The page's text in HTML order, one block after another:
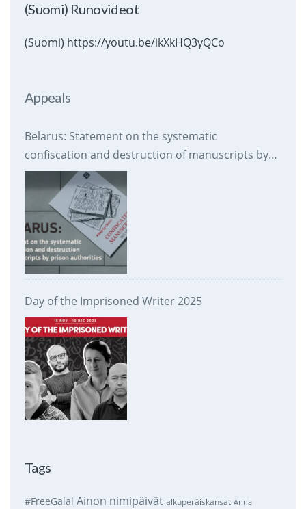
(Suomi) Runovideot
(Suomi) https://youtu.be/ikXkHQ3yQCo
Appeals
Belarus: Statement on the systematic
confiscation and destruction of manuscripts by
prison authorities
Day of the Imprisoned Writer 2025
Tags
#FreeGalal Ainon nimipäivät alkuperäiskansat Anna